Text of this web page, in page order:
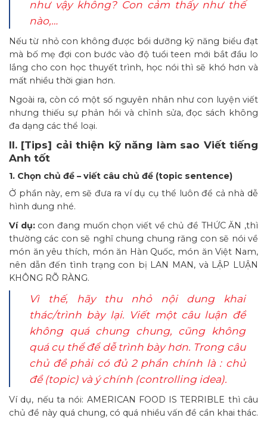
như vậy không? Con cảm thấy như thế
nào,…
Nếu từ nhỏ con không được bồi dưỡng kỹ năng biểu đạt
mà bố mẹ đợi con bước vào độ tuổi teen mới bắt đầu lo
lắng cho con học thuyết trình, học nói thì sẽ khó hơn và
mất nhiều thời gian hơn.
Ngoài ra, còn có một số nguyên nhân như con luyện viết
nhưng thiếu sự phản hồi và chỉnh sửa, đọc sách không
đa dạng các thể loại.
II. [Tips] cải thiện kỹ năng làm sao Viết tiếng
Anh tốt
1. Chọn chủ đề – viết câu chủ đề (topic sentence)
Ở phần này, em sẽ đưa ra ví dụ cụ thể luôn để cả nhà dễ
hình dung nhé.
Ví dụ:con đang muốn chọn viết về chủ đề THỨC ĂN ,thì
thường các con sẽ nghĩ chung chung răng con sẽ nói về
món ăn yêu thích, món ăn Hàn Quốc, món ăn Việt Nam,
nên dẫn đến tình trạng con bị LAN MAN, và LẬP LUẬN
KHÔNG RÕ RÀNG.
Vì thế, hãy thu nhỏ nội dung khai
thác/trình bày lại. Viết một câu luận đề
không quá chung chung, cũng không
quá cụ thể để dễ trình bày hơn. Trong câu
chủ đề phải có đủ 2 phần chính là : chủ
đề (topic) và ý chính (controlling idea).
Ví dụ, nếu ta nói: AMERICAN FOOD IS TERRIBLE thì câu
chủ đề này quá chung, có quá nhiều vấn đề cần khai thác.